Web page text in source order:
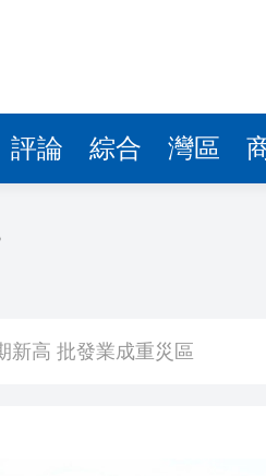
評論 綜合 灣區
讀經典詩詞
憶殺
」
來 皖黟縣南屏古村「華麗變
心行醫
新高 批發業成重災區